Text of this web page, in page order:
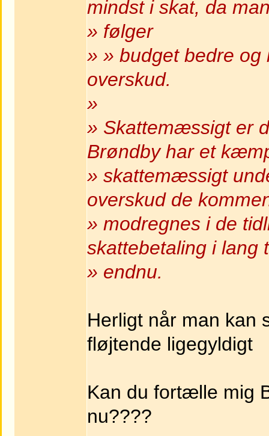
mindst i skat, da
» følger
» » budget bedre
overskud.
»
» Skattemæssigt er
Brøndby har et
» skattemæssigt
overskud de
» modregnes i de
skattebetaling i lang
» endnu.
Herligt når man kan
fløjtende ligegyldigt
Kan du fortælle mig
nu????